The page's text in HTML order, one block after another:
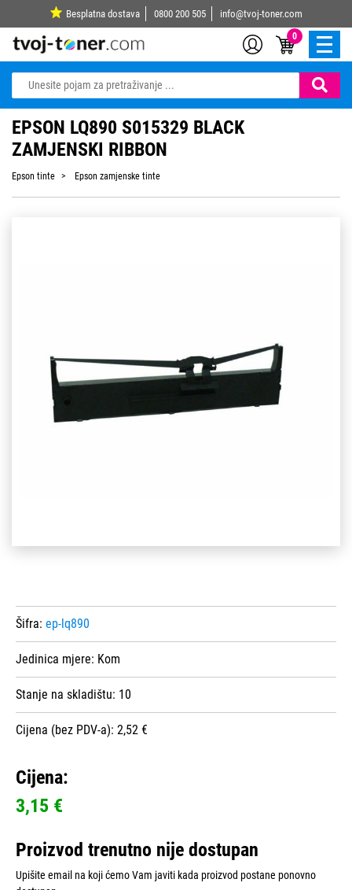
Besplatna dostava 0800 200 505 info@tvoj-toner.com
0
EPSON LQ890 S015329 BLACK
ZAMJENSKI RIBBON
Epson tinte Epson zamjenske tinte
Šifra: ep-lq890
Jedinica mjere: Kom
Stanje na skladištu: 10
Cijena (bez PDV-a): 2,52 €
Cijena:
3,15 €
Proizvod trenutno nije dostupan
Upišite email na koji ćemo Vam javiti kada proizvod postane ponovno